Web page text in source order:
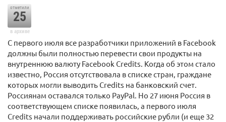
отметили
25
в архиве
С первого июля все разработчики приложений в Facebook
должны были полностью перевести свои продукты на
внутреннюю валюту Facebook Credits. Когда об этом стало
известно, Россия отсутствовала в списке стран, граждане
которых могли выводить Credits на банковский счет.
Россиянам оставался только PayPal. Но 27 июня Россия в
соответствующем списке появилась, а первого июля
Credits начали поддерживать российские рубли (и еще 32